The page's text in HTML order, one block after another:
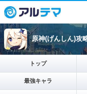
原神(げんしん)攻
トップ
最強キャラ